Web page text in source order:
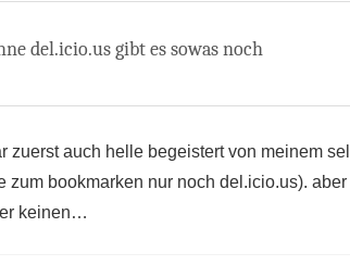
del.icio.us gibt es sowas noch
zuerst auch helle begeistert von meinem
zum bookmarken nur noch del.icio.us).
keinen…